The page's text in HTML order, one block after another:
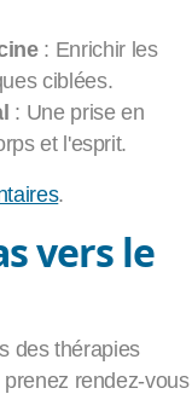
: Enrichir les
ciblées.
: Une prise en
et l'esprit.
.
vers le
des thérapies
rendez-vous